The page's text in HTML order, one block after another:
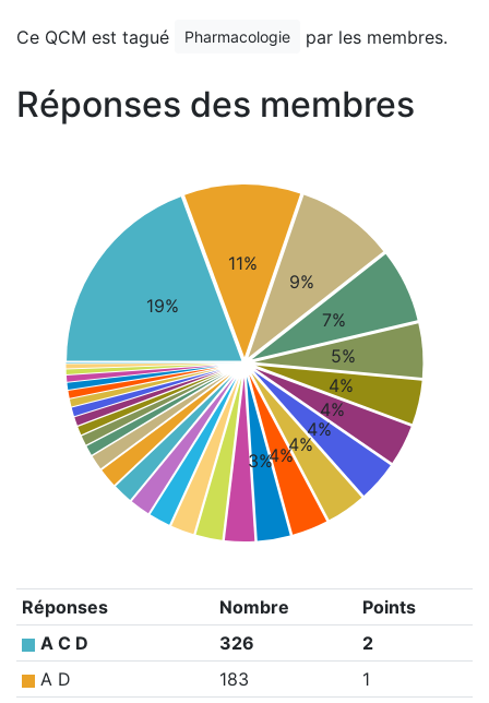
Ce QCM est tagué Pharmacologie par les membres.
Réponses des membres
19%
11%
9%
7%
5%
4%
4%
4%
4%
4%
3%
Réponses Nombre
Points
A C D
326
2
A D
183
1